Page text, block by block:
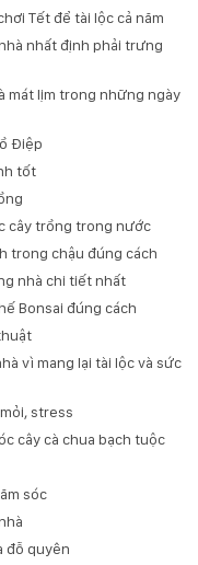
Tết để tài lộc cả năm
nhất định phải trưng
mát lịm trong những ngày
Điệp
tốt
cây trồng trong nước
trong chậu đúng cách
nhà chi tiết nhất
Bonsai đúng cách
vì mang lại tài lộc và sức
stress
cây cà chua bạch tuộc
sóc
đỗ quyên